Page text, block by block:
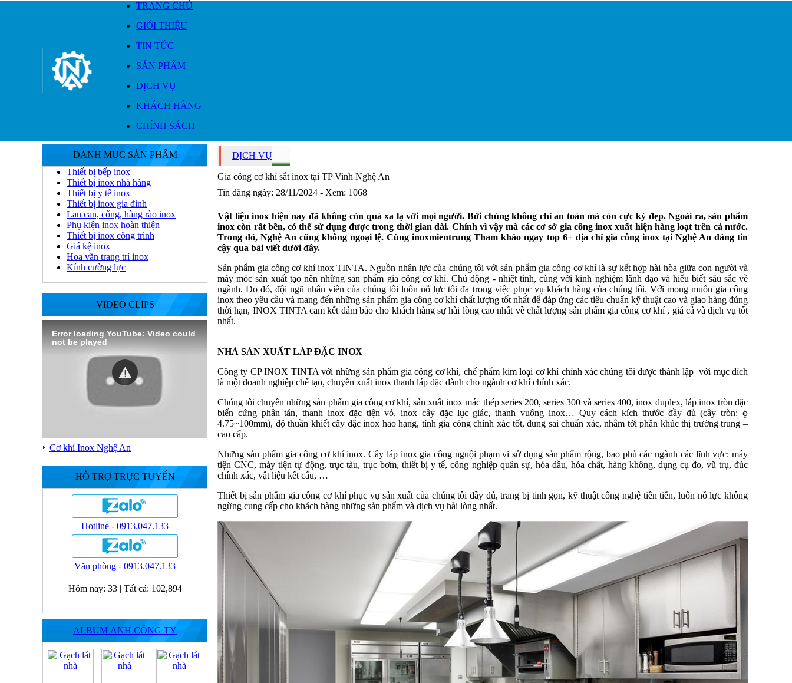
TRANG CHỦ
GIỚI THIỆU
TIN TỨC
SẢN PHẨM
DỊCH VỤ
KHÁCH HÀNG
CHÍNH SÁCH
DANH MỤC SẢN PHẨM
Thiết bị bếp inox
Thiết bị inox nhà hàng
Thiết bị y tế inox
Thiết bị inox gia đình
Lan can, cổng, hàng rào inox
Phụ kiện inox hoàn thiện
Thiết bị inox công trình
Giá kệ inox
Hoa văn trang trí inox
Kính cường lực
VIDEO CLIPS
Error loading YouTube: Video could
not be played
Cơ khí Inox Nghệ An
HỖ TRỢ TRỰC TUYẾN
Hotline - 0913.047.133
Văn phòng - 0913.047.133
Hôm nay: 33| Tất cả: 102,894
ALBUM ẢNH CÔNG TY
DỊCH VỤ
Gia công cơ khí sắt inox tại TP Vinh Nghệ An
Tin đăng ngày: 28/11/2024 - Xem: 1068
Vật liệu inox hiện nay đã không còn quá xa lạ với mọi người. Bởi chúng không chỉ an toàn mà còn cực kỳ đẹp. Ngoài ra, sản phẩm
inox còn rất bền, có thể sử dụng được trong thời gian dài. Chính vì vậy mà các cơ sở gia công inox xuất hiện hàng loạt trên cả nước.
Trong đó, Nghệ An cũng không ngoại lệ. Cùng inoxmientrung Tham khảo ngay top 6+ địa chỉ gia công inox tại Nghệ An đáng tin
cậy qua bài viết dưới đây.
Sản phẩm gia công cơ khí inox TINTA. Nguồn nhân lực của chúng tôi với sản phẩm gia công cơ khí là sự kết hợp hài hòa giữa con người và
máy móc sản xuất tạo nên những sản phẩm gia công cơ khí. Chủ động - nhiệt tình, cùng với kinh nghiệm lãnh đạo và hiểu biết sâu sắc về
ngành. Do đó, đội ngũ nhân viên của chúng tôi luôn nỗ lực tối đa trong việc phục vụ khách hàng của chúng tôi. Với mong muốn gia công
inox theo yêu cầu và mang đến những sản phẩm gia công cơ khí chất lượng tốt nhất để đáp ứng các tiêu chuẩn kỹ thuật cao và giao hàng đúng
thời hạn, INOX TINTA cam kết đảm bảo cho khách hàng sự hài lòng cao nhất về chất lượng sản phẩm gia công cơ khí , giá cả và dịch vụ tốt
nhất.
NHÀ SẢN XUẤT LÁP ĐẶC INOX
Công ty CP INOX TINTA với những sản phẩm gia công cơ khí, chế phẩm kim loại cơ khí chính xác chúng tôi được thành lập với mục đích
là một doanh nghiệp chế tạo, chuyên xuất inox thanh láp đặc dành cho ngành cơ khí chính xác.
Chúng tôi chuyên những sản phẩm gia công cơ khí, sản xuất inox mác thép series 200, series 300 và series 400, inox duplex, láp inox tròn đặc
biến cứng phân tán, thanh inox đặc tiện vỏ, inox cây đặc lục giác, thanh vuông inox… Quy cách kích thước đầy đủ (cây tròn: ɸ
4.75~100mm), độ thuần khiết cây đặc inox hảo hạng, tính gia công chính xác tốt, dung sai chuẩn xác, nhắm tới phân khúc thị trường trung –
cao cấp.
Những sản phẩm gia công cơ khí inox. Cây láp inox gia công nguội phạm vi sử dụng sản phẩm rộng, bao phủ các ngành các lĩnh vực: máy
tiện CNC, máy tiện tự động, trục tàu, trục bơm, thiết bị y tế, công nghiệp quân sự, hóa dầu, hóa chất, hàng không, dụng cụ đo, vũ trụ, đúc
chính xác, vật liệu kết cấu, …
Thiết bị sản phẩm gia công cơ khí phục vụ sản xuất của chúng tôi đầy đủ, trang bị tinh gọn, kỹ thuật công nghệ tiên tiến, luôn nỗ lực không
ngừng cung cấp cho khách hàng những sản phẩm và dịch vụ hài lòng nhất.